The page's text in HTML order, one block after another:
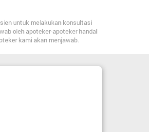
untuk melakukan konsultasi
oleh apoteker-apoteker handal
kami akan menjawab.